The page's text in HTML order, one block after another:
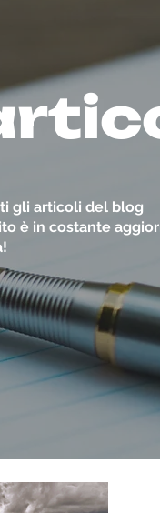
gli articoli del blog.
è in costante